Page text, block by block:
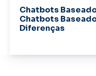
Chatbots
Chatbots
Diferenças